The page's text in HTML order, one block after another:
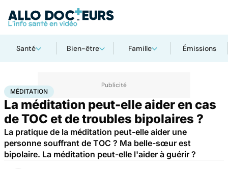
Santé Bien-être Famille Émissions
AccueilSantéMéditation
MÉDITATION
La méditation peut-elle aider en cas
de TOC et de troubles bipolaires ?
La pratique de la méditation peut-elle aider une
personne souffrant de TOC ? Ma belle-sœur est
bipolaire. La méditation peut-elle l'aider à guérir ?